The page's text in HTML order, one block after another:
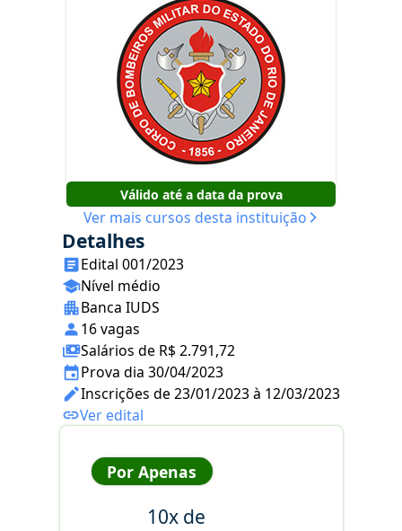
Válido até a data da prova
Ver mais cursos desta instituição
Detalhes
Edital 001/2023
Nível médio
Banca IUDS
16 vagas
Salários de R$ 2.791,72
Prova dia 30/04/2023
Inscrições de 23/01/2023 à 12/03/2023
Ver edital
Por Apenas
10x de